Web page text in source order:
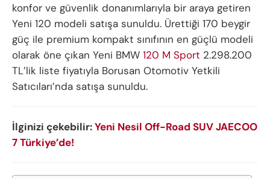
konfor ve güvenlik donanımlarıyla bir araya getiren
Yeni 120 modeli satışa sunuldu. Ürettiği 170 beygir
güç ile premium kompakt sınıfının en güçlü modeli
olarak öne çıkan Yeni BMW 120 M Sport 2.298.200
TL’lik liste fiyatıyla Borusan Otomotiv Yetkili
Satıcıları’nda satışa sunuldu.
İlginizi çekebilir:Yeni Nesil Off-Road SUV JAECOO
7 Türkiye’de!